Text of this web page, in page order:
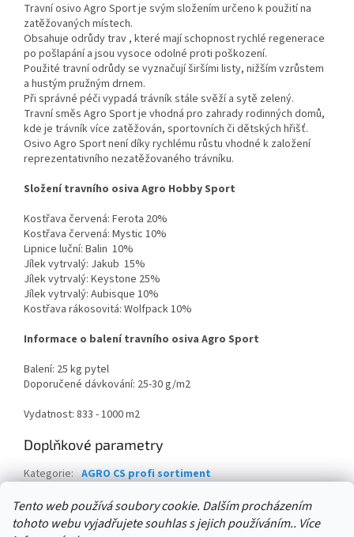
Tento web používá soubory cookie. Dalším procházením
tohoto webu vyjadřujete souhlas s jejich používáním.. Více
Travní osivo Agro Sport je svým složením určeno k použití na
zatěžovaných místech.
Obsahuje odrůdy trav , které mají schopnost rychlé regenerace
po pošlapání a jsou vysoce odolné proti poškození.
Použité travní odrůdy se vyznačují širšími listy, nižším vzrůstem
a hustým pružným drnem.
Při správné péči vypadá trávník stále svěží a sytě zelený.
Travní směs Agro Sport je vhodná pro zahrady rodinných domů,
kde je trávník více zatěžován, sportovních či dětských hřišť.
Osivo Agro Sport není díky rychlému růstu vhodné k založení
reprezentativního nezatěžovaného trávníku.
Složení travního osiva Agro Hobby Sport
Kostřava červená: Ferota 20%
Kostřava červená: Mystic 10%
Lipnice luční: Balin 10%
Jílek vytrvalý: Jakub 15%
Jílek vytrvalý: Keystone 25%
Jílek vytrvalý: Aubisque 10%
Kostřava rákosovitá: Wolfpack 10%
Informace o balení travního osiva Agro Sport
Balení: 25 kg pytel
Doporučené dávkování: 25-30 g/m2
Vydatnost: 833 - 1000 m2
Doplňkové parametry
Kategorie: AGRO CS profi sortiment